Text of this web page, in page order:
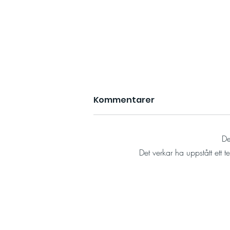
Kommentarer
Det verkar ha uppstått ett